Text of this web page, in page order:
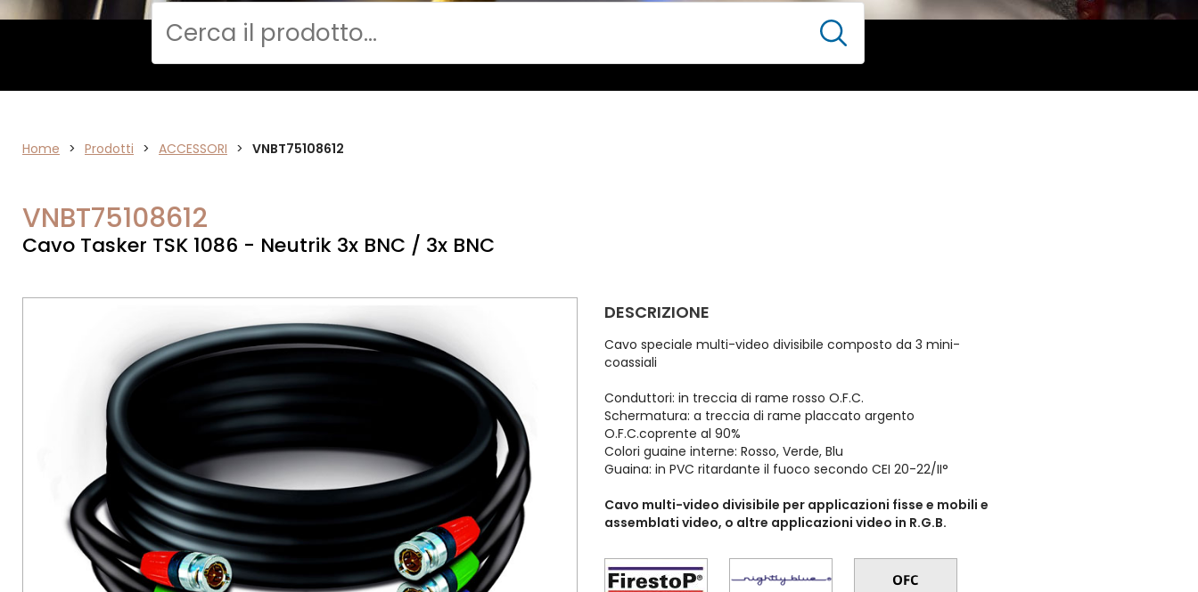
ACCESSORI
Cerca
Home > Prodotti > ACCESSORI > VNBT75108612
VNBT75108612
Cavo Tasker TSK 1086 - Neutrik 3x BNC / 3x BNC
DESCRIZIONE
Cavo speciale multi-video divisibile composto da 3 mini-
coassiali
Conduttori: in treccia di rame rosso O.F.C.
Schermatura: a treccia di rame placcato argento
O.F.C.coprente al 90%
Colori guaine interne: Rosso, Verde, Blu
Guaina: in PVC ritardante il fuoco secondo CEI 20-22/II°
Cavo multi-video divisibile per applicazioni fisse e mobili e
assemblati video, o altre applicazioni video in R.G.B.